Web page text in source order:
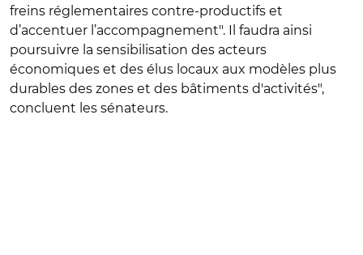
freins réglementaires contre-productifs et
d’accentuer l’accompagnement". Il faudra ainsi
poursuivre la sensibilisation des acteurs
économiques et des élus locaux aux modèles plus
durables des zones et des bâtiments d'activités",
concluent les sénateurs.